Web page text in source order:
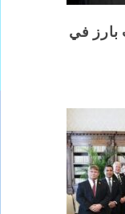
بارز في